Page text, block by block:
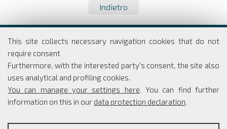
This site collects necessary navigation cookies that do not
require consent
Furthermore, with the interested party's consent, the site also
uses analytical and profiling cookies.
You can manage your settings here. You can find further
information on this in our data protection declaration.
PROFILING COOKIES
Indietro
Università degli studi di Roma
Via Columbia, 2
00133 Roma